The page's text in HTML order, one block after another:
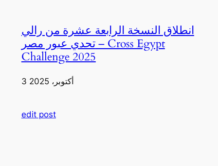
انطلاق النسخة الرابعة عشرة من رالي
تحدي عبور مصر – Cross Egypt
Challenge 2025
3 أكتوبر، 2025
edit post